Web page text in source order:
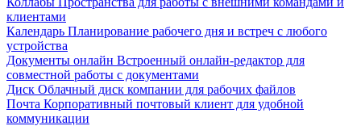
клиентами
Календарь Планирование рабочего дня и встреч с любого
устройства
Документы онлайн Встроенный онлайн-редактор для
совместной работы с документами
Диск Облачный диск компании для рабочих файлов
Почта Корпоративный почтовый клиент для удобной
коммуникации